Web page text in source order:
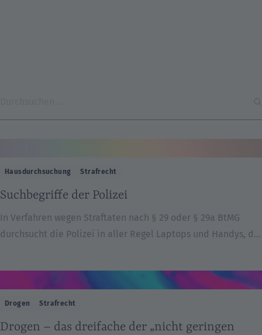
Hausdurchsuchung Strafrecht
Suchbegriffe der Polizei
In Verfahren wegen Straftaten nach § 29 oder § 29a BtMG
durchsucht die Polizei in aller Regel Laptops und Handys, die
Drogen Strafrecht
Drogen – das dreifache der „nicht geringen